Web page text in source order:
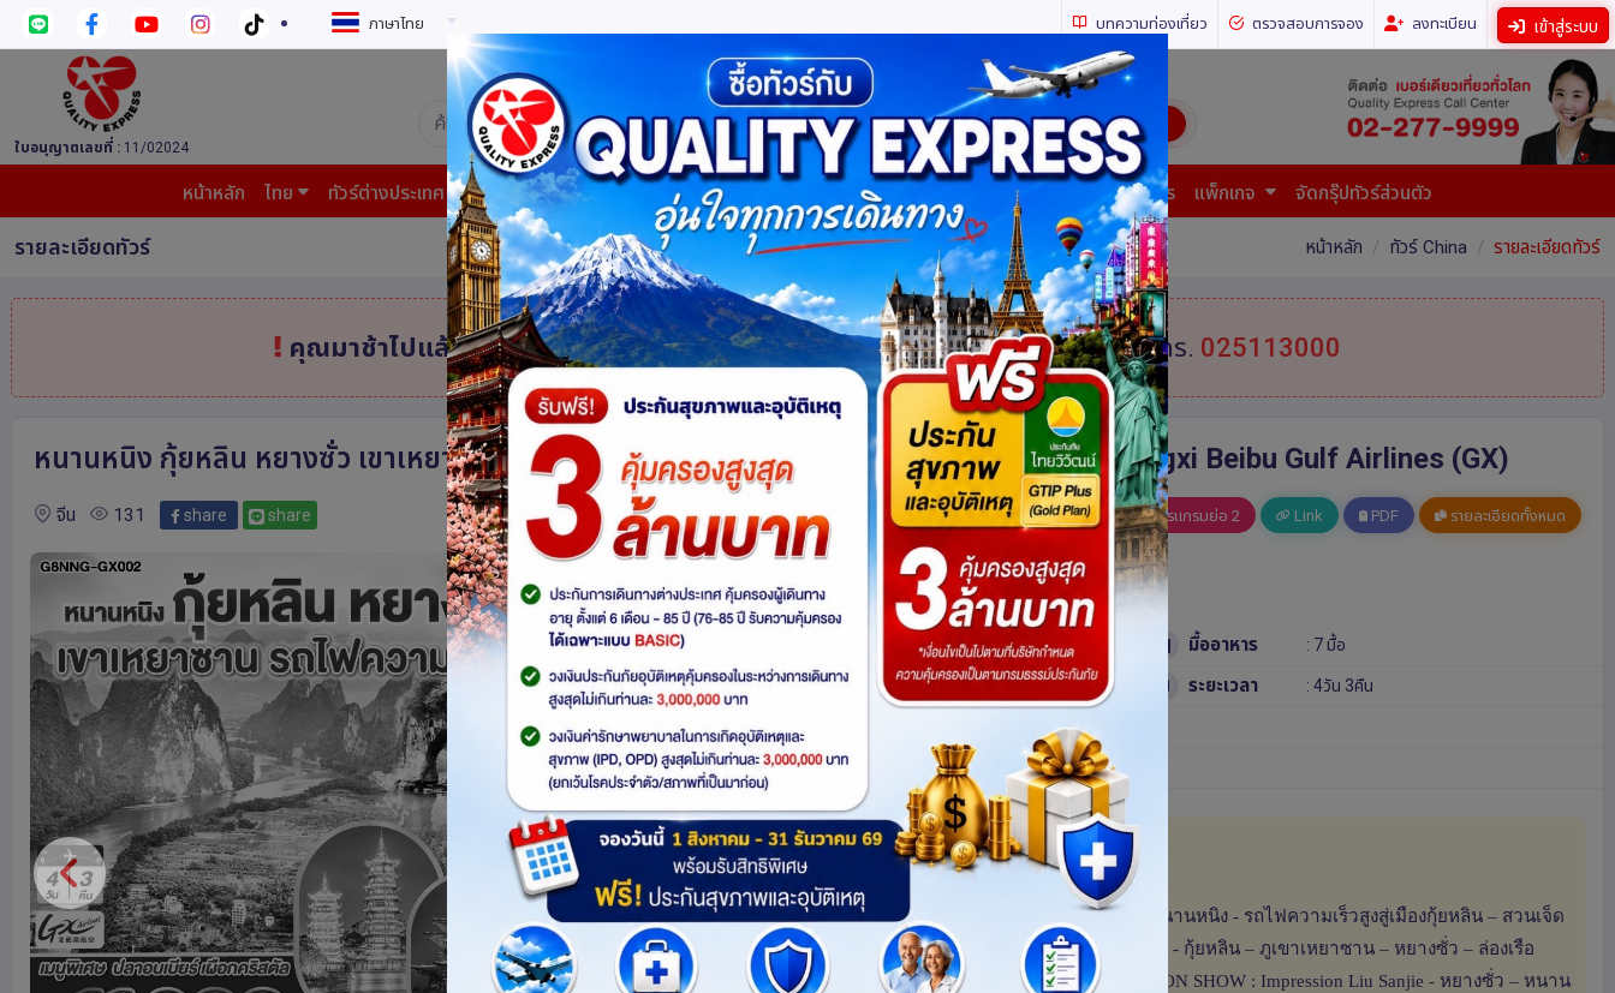
ภาษาไทย บทความท่องเที่ยว ตรวจสอบการจอง ลงทะเบียน เข้าสู่ระบบ
ใบอนุญาตเลขที่ : 11/02024
บริษัท ควอลิตี้ เอ็กซ์เพรส จำกัด ผู้เชี่ยวชาญด้านการท่องเที่ยว ทัวร์ ในประเทศ และ ต่างประเทศ (เที่ยวทั่วโลก)
หน้าหลัก ไทย ทัวร์ต่างประเทศ บินต้นทาง แพ็กเกจทัวร์ บัตรเข้าชม JR Pass เรือสำราญ บริการยื่นเอกสาร แพ็กเกจ จัดกรุ๊ปทัวร์ส่วนตัว
รายละเอียดทัวร์ หน้าหลัก ทัวร์ China รายละเอียดทัวร์
คุณมาช้าไปแล้ว สินค้าหมดแล้วค่ะแต่ไม่ต้องห่วง! สอบถามสินค้าคล้ายกันได้ที่ โทร. 025113000
หนานหนิง กุ้ยหลิน หยางซั่ว เขาเหยาซาน รถไฟความเร็วสูง 4วัน 3คืน โดยสายการบินกวางสี Guangxi Beibu Gulf Airlines (GX)
จีน 131 share share โปรแกรมย่อ 1 โปรแกรมย่อ 2 Link PDF รายละเอียดทั้งหมด
เริ่มต้น Sold Out ดูโปรแกรมทัวร์
: G8NNG-GX002 มื้ออาหาร : 7 มื้อ
รถ ระยะเวลา : 4วัน 3คืน
Product
เส้นทาง :กุ้ยหลิน
Highlight ไฮไลท์ทัวร์
กรุงเทพฯ(สนามบินสุวรรณภูมิ) – สนามบินหนานหนิง - หนานหนิง - รถไฟความเร็วสูงสู่เมืองกุ้ยหลิน – สวนเจ็ด
ดาว – ถ้ำเจ็ดดาว – เขาอูฐ – เขางวงช้าง – เจดีย์เงิน เจดีย์ทอง - กุ้ยหลิน – ภูเขาเหยาซาน – หยางซั่ว – ล่องเรือ
แม่น้ำหลีเจียง-ถนนคนเดินซีเจีย OPTION : เมืองลับแล + OPTION SHOW : Impression Liu Sanjie - หยางซั่ว – หนาน